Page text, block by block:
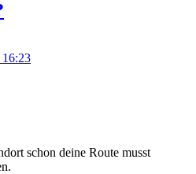
16:23
schon deine Route musst